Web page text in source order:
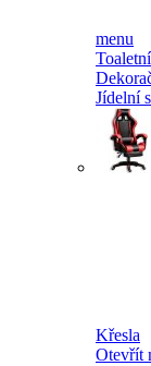
menu
Jídelní
Křesla
Otevřít